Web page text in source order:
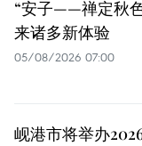
“安子——禅定秋
来诸多新体验
05/08/2026 07:00
岘港市将举办